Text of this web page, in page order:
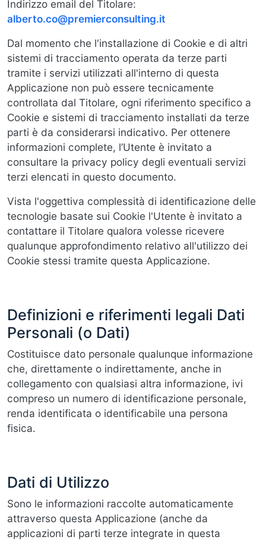
Indirizzo email del Titolare:
alberto.co@premierconsulting.it
Dal momento che l'installazione di Cookie e di altri
sistemi di tracciamento operata da terze parti
tramite i servizi utilizzati all'interno di questa
Applicazione non può essere tecnicamente
controllata dal Titolare, ogni riferimento specifico a
Cookie e sistemi di tracciamento installati da terze
parti è da considerarsi indicativo. Per ottenere
informazioni complete, l’Utente è invitato a
consultare la privacy policy degli eventuali servizi
terzi elencati in questo documento.
Vista l'oggettiva complessità di identificazione delle
tecnologie basate sui Cookie l'Utente è invitato a
contattare il Titolare qualora volesse ricevere
qualunque approfondimento relativo all'utilizzo dei
Cookie stessi tramite questa Applicazione.
Definizioni e riferimenti legali Dati
Personali (o Dati)
Costituisce dato personale qualunque informazione
che, direttamente o indirettamente, anche in
collegamento con qualsiasi altra informazione, ivi
compreso un numero di identificazione personale,
renda identificata o identificabile una persona
fisica.
Dati di Utilizzo
Sono le informazioni raccolte automaticamente
attraverso questa Applicazione (anche da
applicazioni di parti terze integrate in questa